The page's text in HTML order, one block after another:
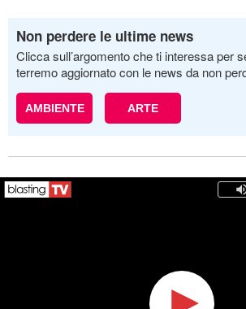
Non perdere le ultime news
Clicca sull’argomento che ti interessa per
terremo aggiornato con le news da non
AMBIENTE ARTE